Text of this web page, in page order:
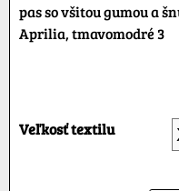
pas so všitou gumou a
Aprilia, tmavomodré 3
Veľkosť textilu